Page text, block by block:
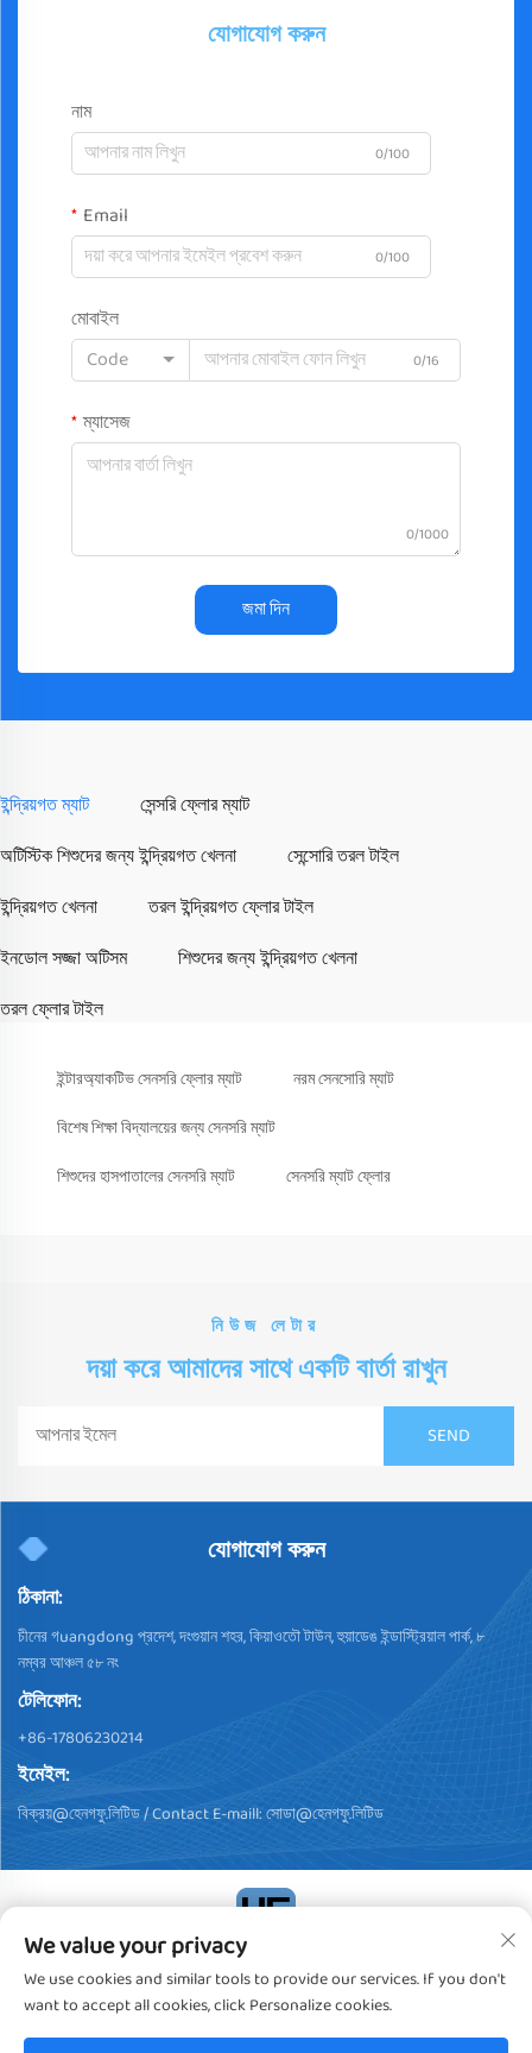
যোগাযোগ করুন
নাম
0/100
Email
0/100
মোবাইল
Code
0/16
ম্যাসেজ
0/1000
জমা দিন
ইন্দ্রিয়গত ম্যাট সেন্সরি ফ্লোর ম্যাট
অটিস্টিক শিশুদের জন্য ইন্দ্রিয়গত খেলনা সেন্সোরি তরল টাইল
ইন্দ্রিয়গত খেলনা তরল ইন্দ্রিয়গত ফ্লোর টাইল
ইনডোল সজ্জা অটিসম শিশুদের জন্য ইন্দ্রিয়গত খেলনা
তরল ফ্লোর টাইল
ইন্টারঅ্যাকটিভ সেনসরি ফ্লোর ম্যাট
নরম সেনসোরি ম্যাট
বিশেষ শিক্ষা বিদ্যালয়ের জন্য সেনসরি ম্যাট
শিশুদের হাসপাতালের সেনসরি ম্যাট
সেনসরি ম্যাট ফ্লোর
নিউজ লেটার
দয়া করে আমাদের সাথে একটি বার্তা রাখুন
যোগাযোগ করুন
ঠিকানা:
চীনের গuangdong প্রদেশ, দংগুয়ান শহর, কিয়াওতৌ টাউন, হুয়াডেঙ ইন্ডাস্ট্রিয়াল পার্ক, ৮
নম্বর আঞ্চল ৫৮ নং
টেলিফোন:
+86-17806230214
ইমেইল:
বিক্রয়@হেনগফু.লিটিড/ Contact E-maill:সোডা@হেনগফু.লিটিড
কপিরাইট © 2024, ডংগুয়ান হেন্গফু প্লাস্টিক প্রোডাক্টস কো., লিমিটেড। সব অধিকার
সংরক্ষিতগোপনীয়তা নীতি
We value your privacy
We use cookies and similar tools to provide our services. If you don't
want to accept all cookies, click Personalize cookies.